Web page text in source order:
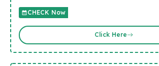
CHECK Now
Click Here